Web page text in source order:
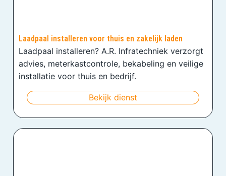
Laadpaal installeren voor thuis en zakelijk laden
Laadpaal installeren? A.R. Infratechniek verzorgt
advies, meterkastcontrole, bekabeling en veilige
installatie voor thuis en bedrijf.
Bekijk dienst